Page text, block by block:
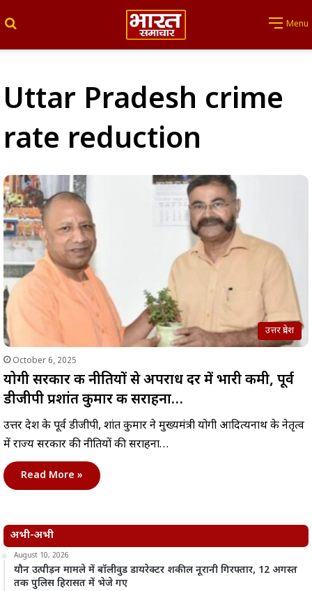
Menu
Uttar Pradesh crime
rate reduction
उत्तर प्रदेश
October 6, 2025
योगी सरकार की नीतियों से अपराध दर में भारी कमी, पूर्व
डीजीपी प्रशांत कुमार की सराहना…
उत्तर प्रदेश के पूर्व डीजीपी, प्रशांत कुमार ने मुख्यमंत्री योगी आदित्यनाथ के नेतृत्व
में राज्य सरकार की नीतियों की सराहना…
Read More »
अभी-अभी
August 10, 2026
यौन उत्पीड़न मामले में बॉलीवुड डायरेक्टर शकील नूरानी गिरफ्तार, 12 अगस्त
तक पुलिस हिरासत में भेजे गए